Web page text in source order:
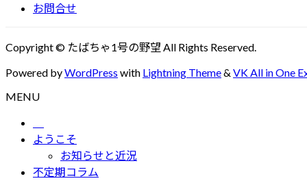
お問合せ
Copyright © たばちゃ1号の野望 All Rights Reserved.
Powered byWordPress with Lightning Theme& VK All in One
MENU
ようこそ
お知らせと近況
不定期コラム